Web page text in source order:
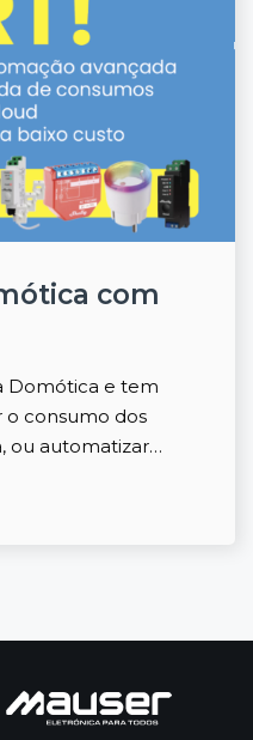
com
Domótica e tem
o consumo dos
ou automatizar…